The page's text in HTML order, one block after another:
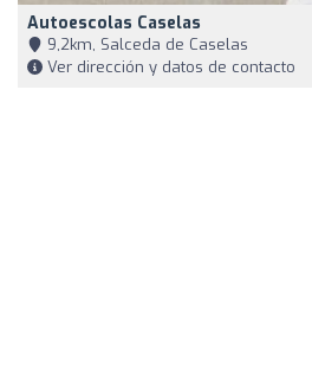
Autoescolas Caselas
9,2km, Salceda de Caselas
Ver dirección y datos de contacto